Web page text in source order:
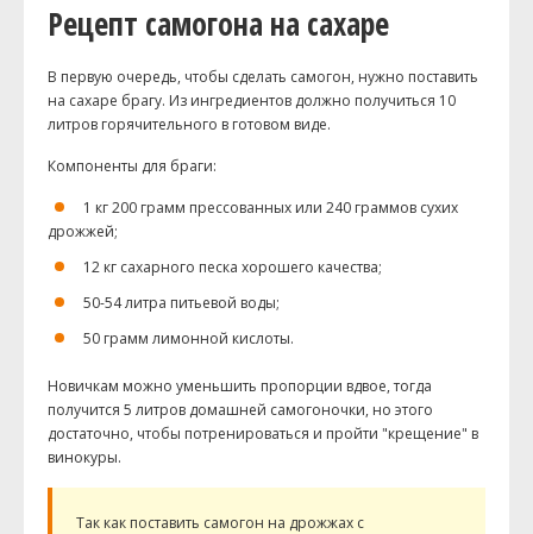
Рецепт самогона на сахаре
В первую очередь, чтобы сделать самогон, нужно поставить
на сахаре брагу. Из ингредиентов должно получиться 10
литров горячительного в готовом виде.
Компоненты для браги:
1 кг 200 грамм прессованных или 240 граммов сухих
дрожжей;
12 кг сахарного песка хорошего качества;
50-54 литра питьевой воды;
50 грамм лимонной кислоты.
Новичкам можно уменьшить пропорции вдвое, тогда
получится 5 литров домашней самогоночки, но этого
достаточно, чтобы потренироваться и пройти "крещение" в
винокуры.
Так как поставить самогон на дрожжах с